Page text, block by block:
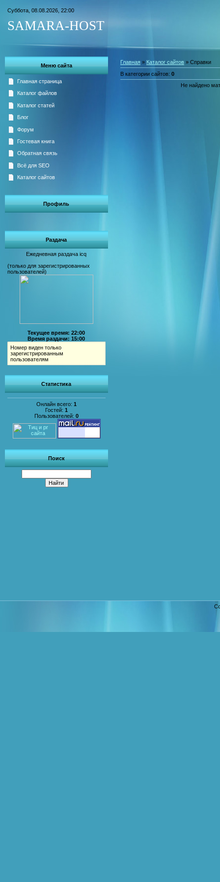
Суббота, 08.08.2026, 22:00
SAMARA-HOST
Меню сайта
Главная страница
Каталог файлов
Каталог статей
Блог
Форум
Гостевая книга
Обратная связь
Всё для SEO
Каталог сайтов
Профиль
Раздача
Ежедневная раздача icq
(только для зарегистрированных
пользователей)
Текущее время: 22:00
Время раздачи: 15:00
Номер виден только
зарегистрированным
пользователям
Статистика
Онлайн всего: 1
Гостей: 1
Пользователей: 0
Поиск
Главная » Каталог сайтов » Справки
В категории сайтов: 0
Не найдено